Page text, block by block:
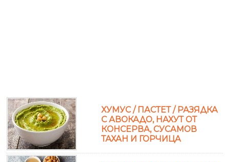
ХУМУС / ПАСТЕТ / РАЗЯДКА
С АВОКАДО, НАХУТ ОТ
КОНСЕРВА, СУСАМОВ
ТАХАН И ГОРЧИЦА